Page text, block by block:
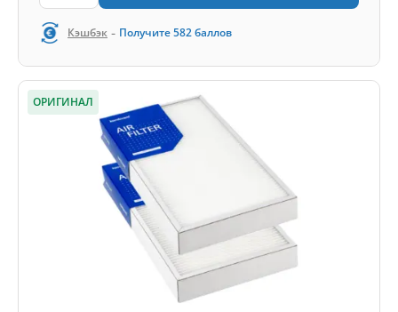
Кэшбэк - Получите582баллов
ОРИГИНАЛ